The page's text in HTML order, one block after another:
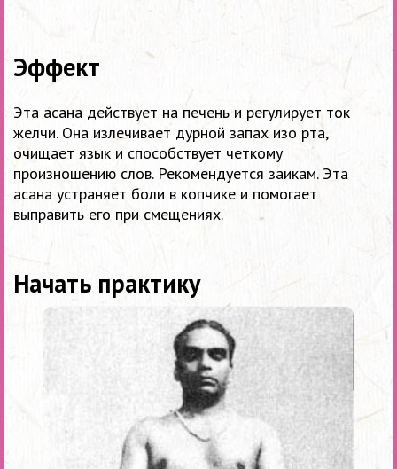
Эффект
Эта асана действует на печень и регулирует ток
желчи. Она излечивает дурной запах изо рта,
очищает язык и способствует четкому
произношению слов. Рекомендуется заикам. Эта
асана устраняет боли в копчике и помогает
выправить его при смещениях.
Начать практику